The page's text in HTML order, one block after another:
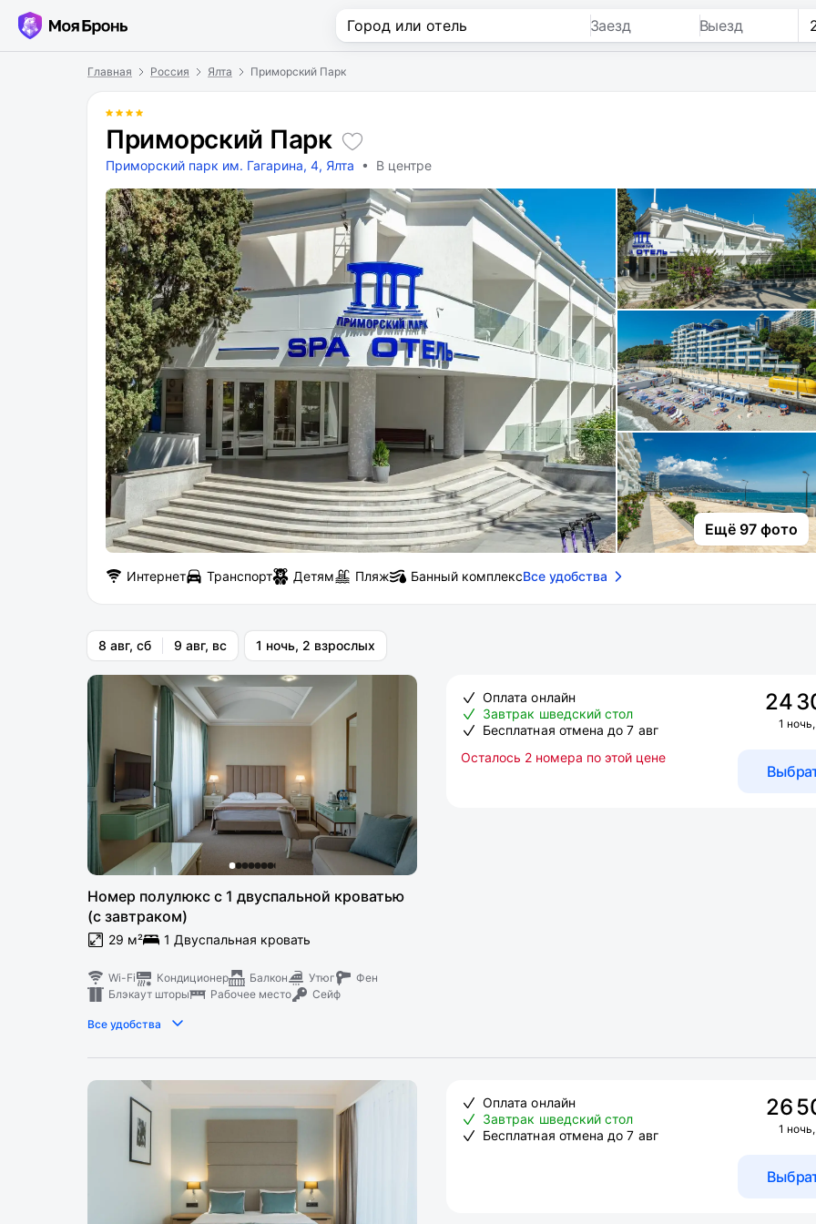
Заезд Выезд
Главная Россия Ялта Приморский Парк
Приморский Парк
Приморский парк им. Гагарина, 4, Ялта • В центре
Ещё 97 фото
Интернет Транспорт Детям Пляж Банный комплексВсе удобства
8 авг, сб 9 авг, вс 1 ночь, 2 взрослых
Номер полулюкс с 1 двуспальной кроватью
(с завтраком)
29 м² 1 Двуспальная кровать
Wi-Fi Кондиционер Балкон Утюг
Фен
Блэкаут шторы
Рабочее место Сейф
Все удобства
Оплата онлайн
Завтрак шведский стол
Бесплатная отмена до 7 авг
Осталось 2 номера по этой цене
24
1
Оплата онлайн
Завтрак шведский стол
Бесплатная отмена до 7 авг
26
1